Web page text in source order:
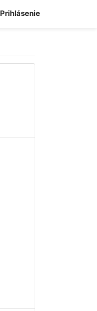
Prihlásenie